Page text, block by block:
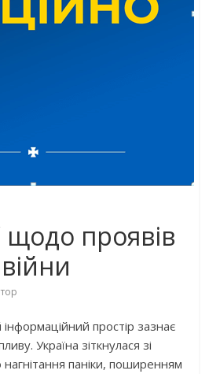
проявів
простір зазнає
Україна зіткнулася зі
паніки, поширенням